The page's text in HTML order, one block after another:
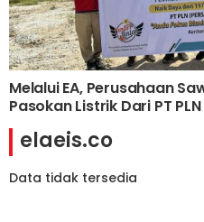
Melalui EA, Perusahaan
Pasokan Listrik Dari PT
elaeis.co
Data tidak tersedia